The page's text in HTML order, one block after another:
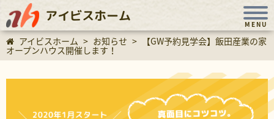
アイビスホーム
MENU
アイビスホーム > お知らせ > 【GW予約見学会】飯田産業の家
オープンハウス開催します！